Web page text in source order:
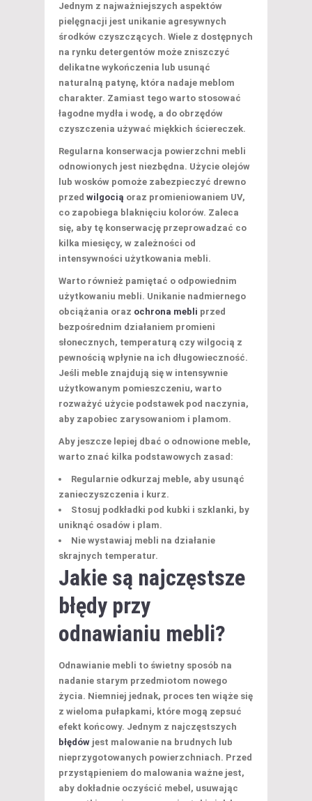
Jednym z najważniejszych aspektów
pielęgnacji jest unikanie agresywnych
środków czyszczących. Wiele z dostępnych
na rynku detergentów może zniszczyć
delikatne wykończenia lub usunąć
naturalną patynę, która nadaje meblom
charakter. Zamiast tego warto stosować
łagodne mydła i wodę, a do obrzędów
czyszczenia używać miękkich ściereczek.
Regularna konserwacja powierzchni mebli
odnowionych jest niezbędna. Użycie olejów
lub wosków pomoże zabezpieczyć drewno
przed wilgocią oraz promieniowaniem UV,
co zapobiega blaknięciu kolorów. Zaleca
się, aby tę konserwację przeprowadzać co
kilka miesięcy, w zależności od
intensywności użytkowania mebli.
Warto również pamiętać o odpowiednim
użytkowaniu mebli. Unikanie nadmiernego
obciążania oraz ochrona mebli przed
bezpośrednim działaniem promieni
słonecznych, temperaturą czy wilgocią z
pewnością wpłynie na ich długowieczność.
Jeśli meble znajdują się w intensywnie
użytkowanym pomieszczeniu, warto
rozważyć użycie podstawek pod naczynia,
aby zapobiec zarysowaniom i plamom.
Aby jeszcze lepiej dbać o odnowione meble,
warto znać kilka podstawowych zasad:
Regularnie odkurzaj meble, aby usunąć
zanieczyszczenia i kurz.
Stosuj podkładki pod kubki i szklanki, by
uniknąć osadów i plam.
Nie wystawiaj mebli na działanie
skrajnych temperatur.
Jakie są najczęstsze
błędy przy
odnawianiu mebli?
Odnawianie mebli to świetny sposób na
nadanie starym przedmiotom nowego
życia. Niemniej jednak, proces ten wiąże się
z wieloma pułapkami, które mogą zepsuć
efekt końcowy. Jednym z najczęstszych
błędów jest malowanie na brudnych lub
nieprzygotowanych powierzchniach. Przed
przystąpieniem do malowania ważne jest,
aby dokładnie oczyścić mebel, usuwając